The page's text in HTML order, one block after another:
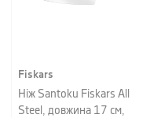
Fiskars
Ніж Santoku Fiskars All
Steel, довжина 17 см,